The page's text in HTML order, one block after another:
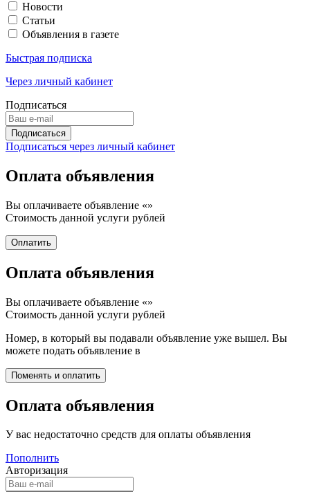
Новости
Статьи
Объявления в газете
Быстрая подписка
Через личный кабинет
Подписаться
Подписаться через личный кабинет
Оплата объявления
Вы оплачиваете объявление «»
Стоимость данной услуги рублей
Оплата объявления
Вы оплачиваете объявление «»
Стоимость данной услуги рублей
Номер, в который вы подавали объявление уже вышел. Вы
можете подать объявление в
Оплата объявления
У вас недостаточно средств для оплаты объявления
Пополнить
Авторизация